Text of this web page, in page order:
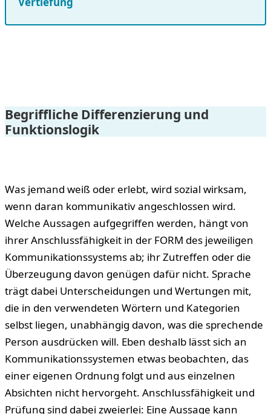
Begriffliche Differenzierung und
Funktionslogik
Was jemand weiß oder erlebt, wird sozial wirksam,
wenn daran kommunikativ angeschlossen wird.
Welche Aussagen aufgegriffen werden, hängt von
ihrer Anschlussfähigkeit in der FORM des jeweiligen
Kommunikationssystems ab; ihr Zutreffen oder die
Überzeugung davon genügen dafür nicht. Sprache
trägt dabei Unterscheidungen und Wertungen mit,
die in den verwendeten Wörtern und Kategorien
selbst liegen, unabhängig davon, was die sprechende
Person ausdrücken will. Eben deshalb lässt sich an
Kommunikationssystemen etwas beobachten, das
einer eigenen Ordnung folgt und aus einzelnen
Absichten nicht hervorgeht. Anschlussfähigkeit und
Prüfung sind dabei zweierlei: Eine Aussage kann